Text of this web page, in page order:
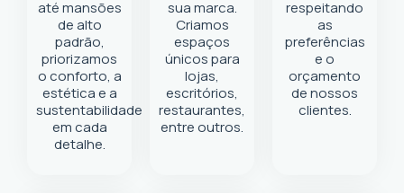
até mansões
de alto
padrão,
priorizamos
o conforto, a
estética e a
sustentabilidade
em cada
detalhe.
sua marca.
Criamos
espaços
únicos para
lojas,
escritórios,
restaurantes,
entre outros.
respeitando
as
preferências
e o
orçamento
de nossos
clientes.